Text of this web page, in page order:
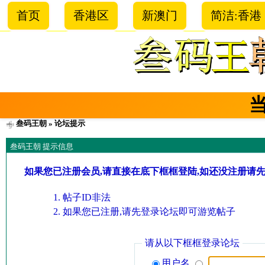
首页 香港区 新澳门 简洁:香港
叁码王朝 » 论坛提示
叁码王朝 提示信息
如果您已注册会员,请直接在底下框框登陆,如还没注册请
帖子ID非法
如果您已注册,请先登录论坛即可游览帖子
请从以下框框登录论坛
用户名